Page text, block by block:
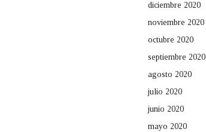
diciembre 2020
noviembre 2020
octubre 2020
septiembre 2020
agosto 2020
julio 2020
junio 2020
mayo 2020